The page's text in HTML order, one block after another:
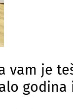
vam je